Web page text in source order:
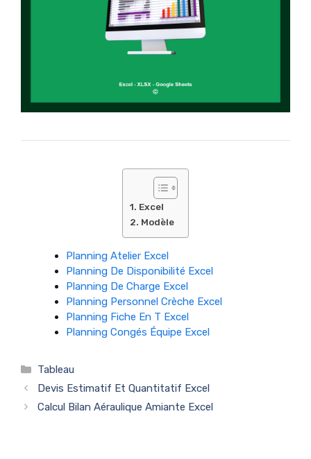
Excel
Modèle
Planning Atelier Excel
Planning De Disponibilité Excel
Planning De Charge Excel
Planning Personnel Crèche Excel
Planning Fiche En T Excel
Planning Congés Équipe Excel
Catégories
Tableau
Devis Estimatif Et Quantitatif Excel
Calcul Bilan Aéraulique Amiante Excel